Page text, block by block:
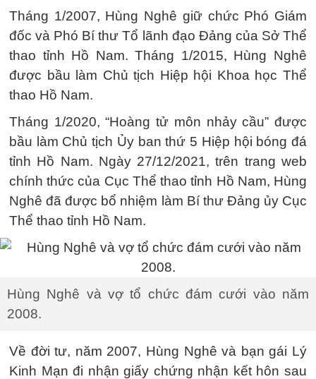
Tháng 1/2007, Hùng Nghê giữ chức Phó Giám
đốc và Phó Bí thư Tổ lãnh đạo Đảng của Sở Thể
thao tỉnh Hồ Nam. Tháng 1/2015, Hùng Nghê
được bầu làm Chủ tịch Hiệp hội Khoa học Thể
thao Hồ Nam.
Tháng 1/2020, “Hoàng tử môn nhảy cầu” được
bầu làm Chủ tịch Ủy ban thứ 5 Hiệp hội bóng đá
tỉnh Hồ Nam. Ngày 27/12/2021, trên trang web
chính thức của Cục Thể thao tỉnh Hồ Nam, Hùng
Nghê đã được bổ nhiệm làm Bí thư Đảng ủy Cục
Thể thao tỉnh Hồ Nam.
Hùng Nghê và vợ tổ chức đám cưới vào năm
2008.
Về đời tư, năm 2007, Hùng Nghê và bạn gái Lý
Kinh Mạn đi nhận giấy chứng nhận kết hôn sau